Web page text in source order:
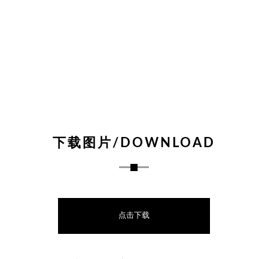
下载图片/DOWNLOAD
点击下载